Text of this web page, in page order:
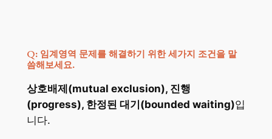
Q: 임계영역 문제를 해결하기 위한 세가지 조건을 말
씀해보세요.
상호배제(mutual exclusion), 진행
(progress), 한정된 대기(bounded waiting)입
니다.